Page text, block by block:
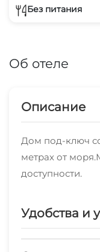
Без питания
Об отеле
Описание
Дом под-ключ
метрах от
доступности.
Удобства и